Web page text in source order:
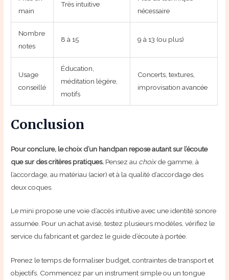
main
Très intuitive
nécessaire
Nombre
notes
8 à 15 9 à 13 (ou plus)
Usage
conseillé
Éducation,
méditation légère,
motifs
Concerts, textures,
improvisation avancée
Conclusion
Pour conclure, le choix d’un handpan repose autant sur l’écoute
que sur des critères pratiques. Pensez au choixde gamme, à
l’accordage, au matériau (acier) et à la qualité d’accordage des
deux coques.
Le mini propose une voie d’accès intuitive avec une identité sonore
assumée. Pour un achat avisé, testez plusieurs modèles, vérifiez le
service du fabricant et gardez le guide d’écoute à portée.
Prenez le temps de formaliser budget, contraintes de transport et
objectifs. Commencez par un instrument simple ou un tongue